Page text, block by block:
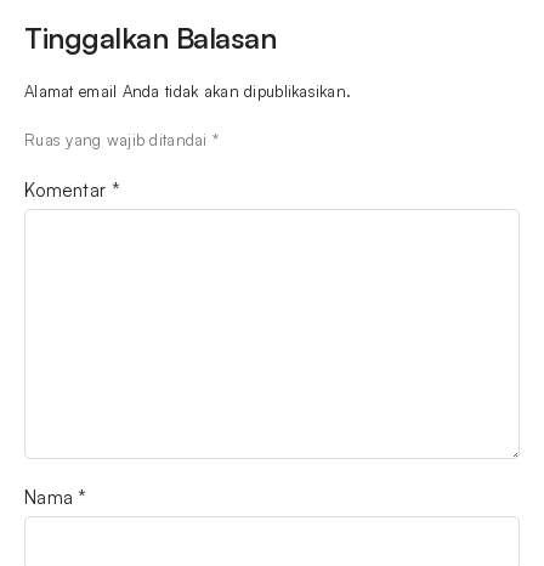
Tinggalkan Balasan
Alamat email Anda tidak akan dipublikasikan.
Ruas yang wajib ditandai *
Komentar *
Nama *